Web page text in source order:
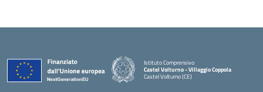
Istituto Comprensivo
Castel Volturno - Villaggio Coppola
Castel Volturno (CE)